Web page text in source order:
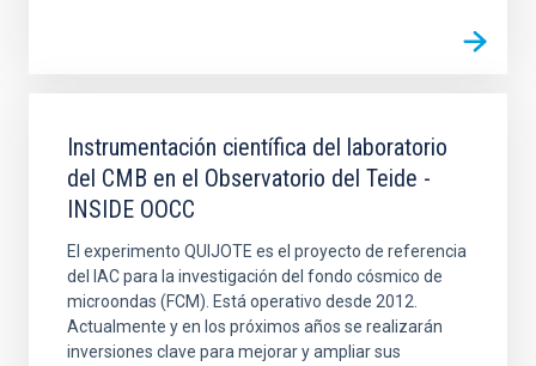
Instrumentación científica del laboratorio
del CMB en el Observatorio del Teide -
INSIDE OOCC
El experimento QUIJOTE es el proyecto de referencia
del IAC para la investigación del fondo cósmico de
microondas (FCM). Está operativo desde 2012.
Actualmente y en los próximos años se realizarán
inversiones clave para mejorar y ampliar sus